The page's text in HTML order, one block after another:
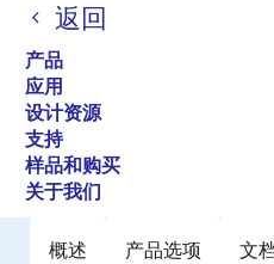
返回
产品
应用
设计资源
支持
样品和购买
关于我们
屑过时
True-Digital PWM
Phase, Single-Rail)
概述 产品选项 文